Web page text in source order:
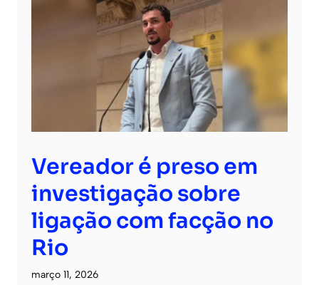
Vereador é preso em
investigação sobre
ligação com facção no
Rio
março 11, 2026